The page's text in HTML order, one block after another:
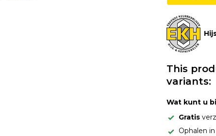
This
variants:
Wat kunt u
Gratis
Ophalen